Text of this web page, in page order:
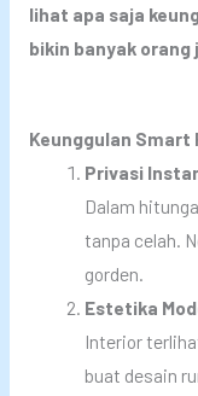
lihat apa saja
bikin banyak orang
Keunggulan Smart
Privasi
Dalam
tanpa celah.
gorden.
Estetika
Interior
buat desain